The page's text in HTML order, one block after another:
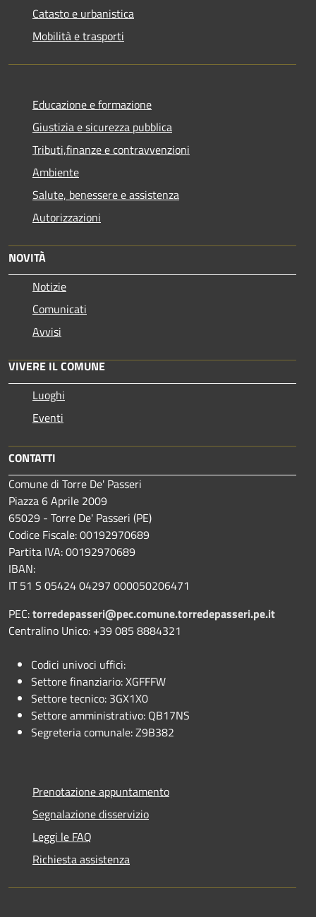
Catasto e urbanistica
Mobilità e trasporti
Educazione e formazione
Giustizia e sicurezza pubblica
Tributi,finanze e contravvenzioni
Ambiente
Salute, benessere e assistenza
Autorizzazioni
NOVITÀ
Notizie
Comunicati
Avvisi
VIVERE IL COMUNE
Luoghi
Eventi
CONTATTI
Comune di Torre De' Passeri
Piazza 6 Aprile 2009
65029 - Torre De' Passeri (PE)
Codice Fiscale: 00192970689
Partita IVA: 00192970689
IBAN:
IT 51 S 05424 04297 000050206471
PEC:torredepasseri@pec.comune.torredepasseri.pe.it
Centralino Unico: +39 085 8884321
Codici univoci uffici:
Settore finanziario: XGFFFW
Settore tecnico: 3GX1X0
Settore amministrativo: QB17NS
Segreteria comunale: Z9B382
Prenotazione appuntamento
Segnalazione disservizio
Leggi le FAQ
Richiesta assistenza